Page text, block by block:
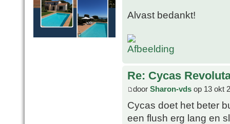
Alvast bedankt!
Re: Cycas
door Sharon-vds op 13 okt
Cycas doet het beter
een flush erg lang en